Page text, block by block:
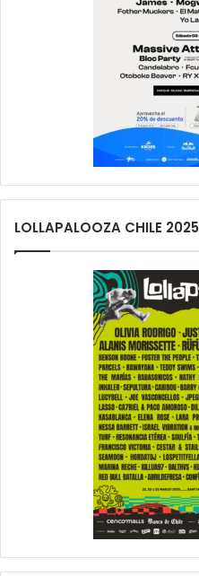
LOLLAPALOOZA CHILE 2025